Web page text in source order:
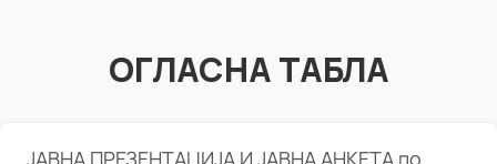
ОГЛАСНА ТАБЛА
ЈАВНА ПРЕЗЕНТАЦИЈА И ЈАВНА АНКЕТА по